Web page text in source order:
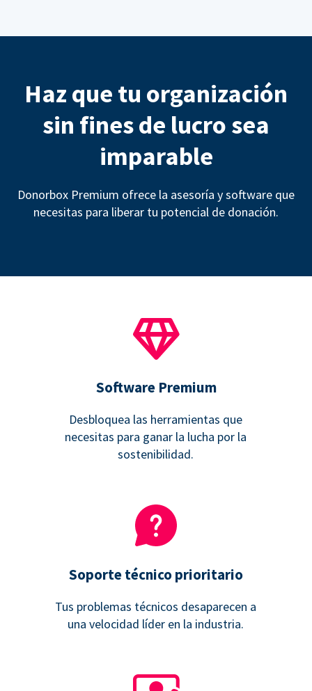
Haz que tu organización
sin fines de lucro sea
imparable
Donorbox Premium ofrece la asesoría y software que
necesitas para liberar tu potencial de donación.
Software Premium
Desbloquea las herramientas que
necesitas para ganar la lucha por la
sostenibilidad.
Soporte técnico prioritario
Tus problemas técnicos desaparecen a
una velocidad líder en la industria.